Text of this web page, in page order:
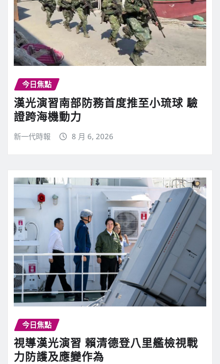
今日焦點
漢光演習南部防務首度推至小琉球 驗
證跨海機動力
新一代時報 8 月 6, 2026
今日焦點
視導漢光演習 賴清德登八里艦檢視戰
力防護及應變作為